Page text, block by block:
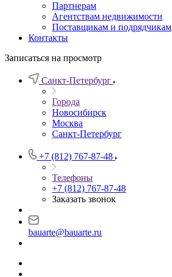
Партнерам
Агентствам недвижимости
Поставщикам и подрядчикам
Контакты
Записаться на просмотр
Санкт-Петербург
Города
Новосибирск
Москва
Санкт-Петербург
+7 (812) 767-87-48
Телефоны
+7 (812) 767-87-48
Заказать звонок
bauarte@bauarte.ru